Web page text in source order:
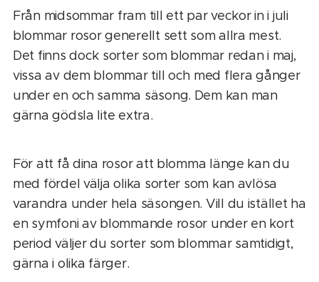
Från midsommar fram till ett par veckor in i juli
blommar rosor generellt sett som allra mest.
Det finns dock sorter som blommar redan i maj,
vissa av dem blommar till och med flera gånger
under en och samma säsong. Dem kan man
gärna gödsla lite extra.
För att få dina rosor att blomma länge kan du
med fördel välja olika sorter som kan avlösa
varandra under hela säsongen. Vill du istället ha
en symfoni av blommande rosor under en kort
period väljer du sorter som blommar samtidigt,
gärna i olika färger.